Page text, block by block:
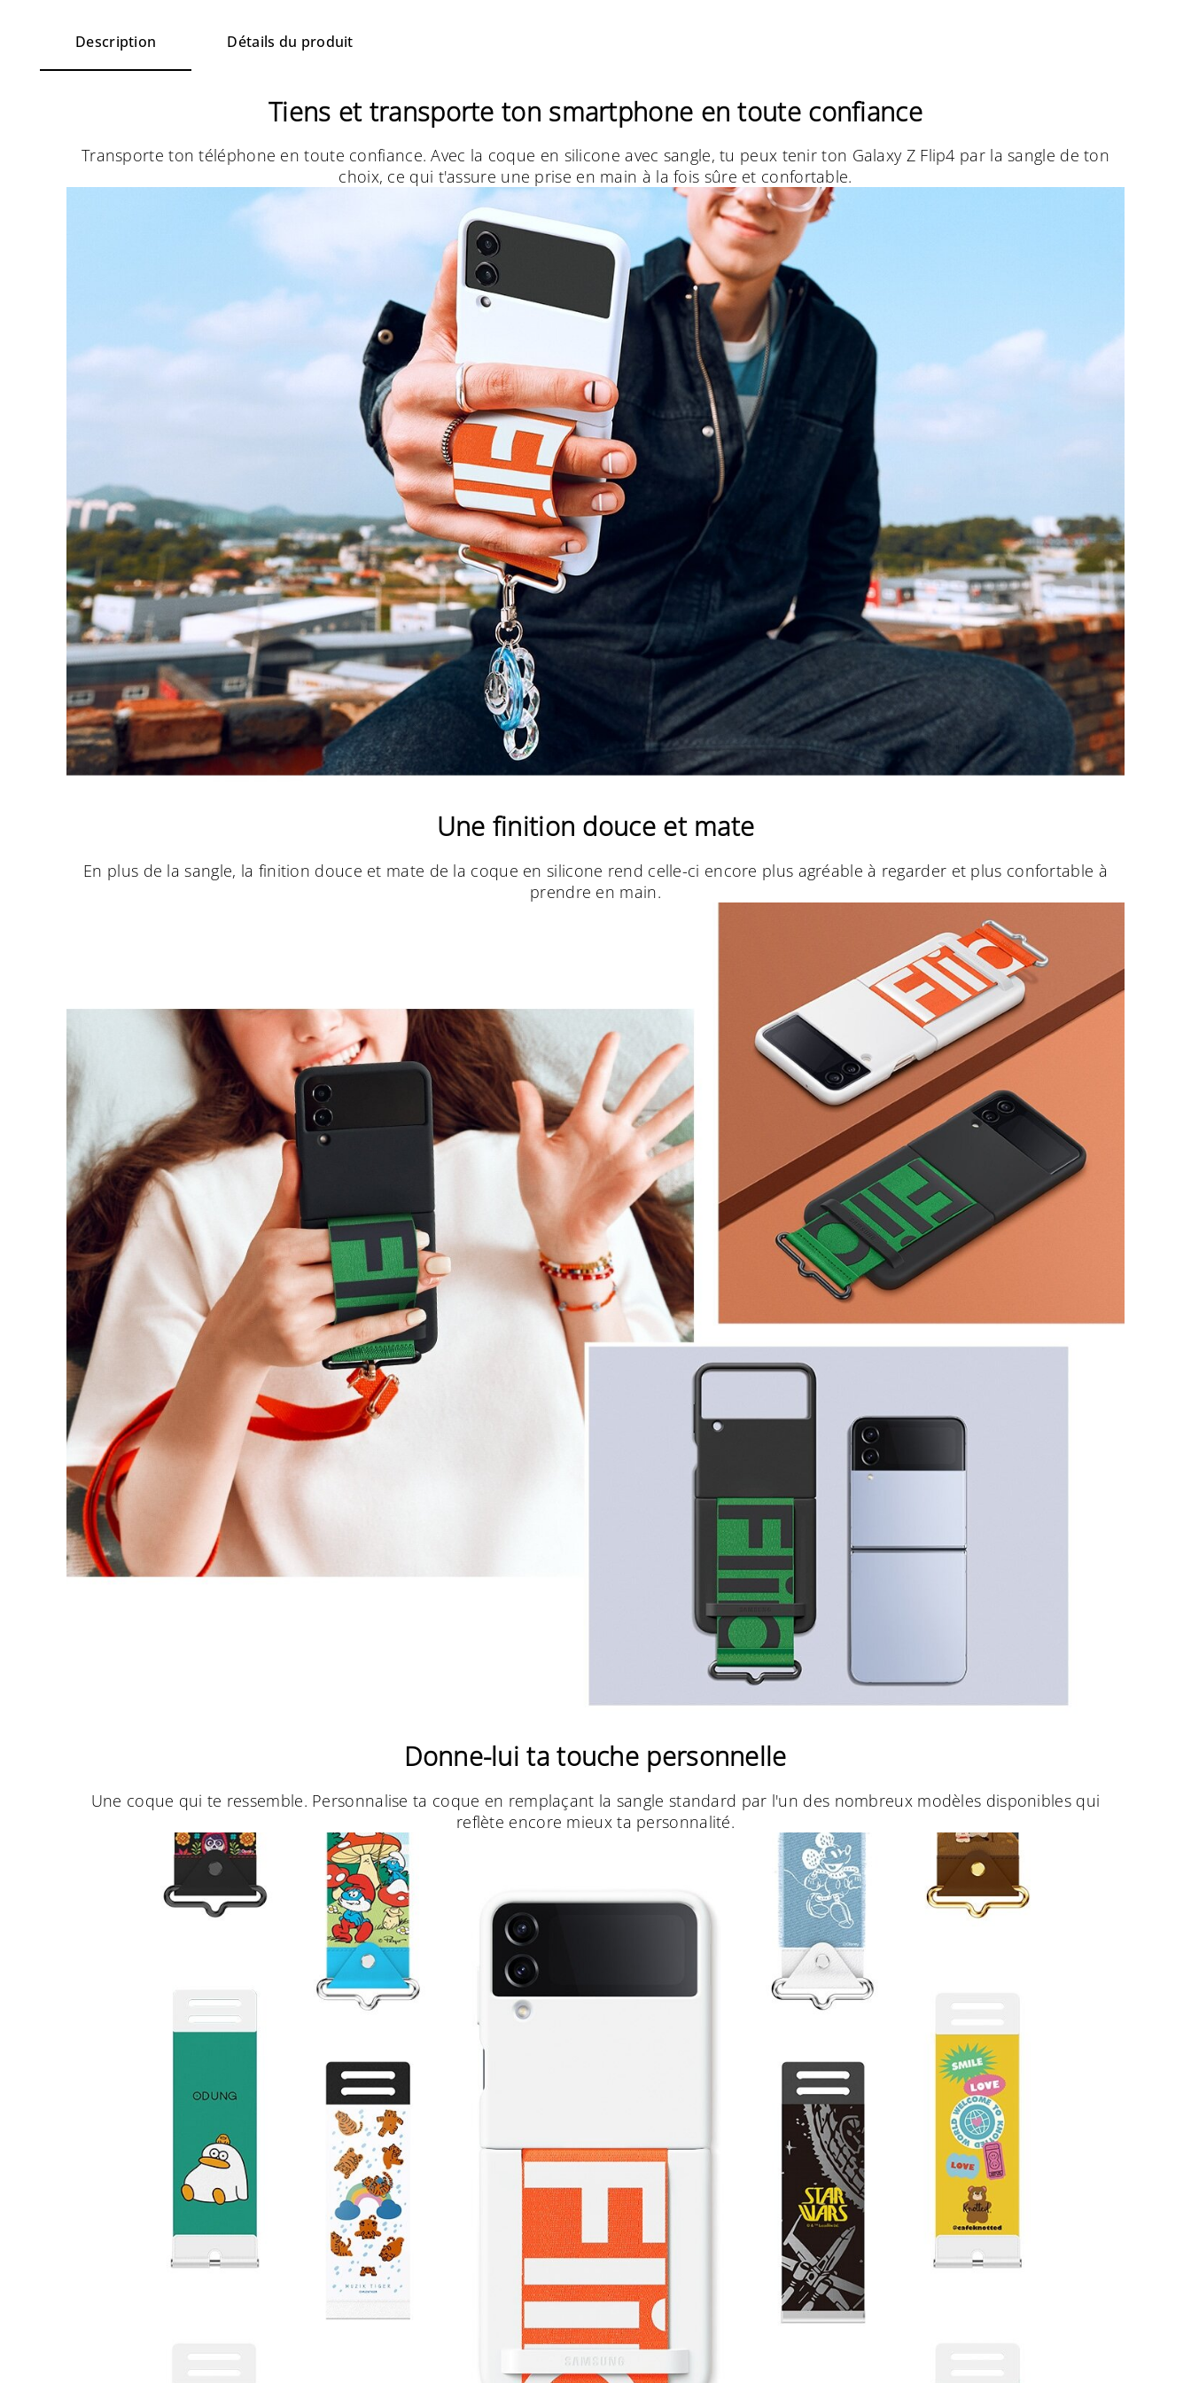
Description Détails du produit
Tiens et transporte ton smartphone en toute confiance
Transporte ton téléphone en toute confiance. Avec la coque en silicone avec sangle, tu peux tenir ton Galaxy Z Flip4 par la sangle de ton
choix, ce qui t'assure une prise en main à la fois sûre et confortable.
Une finition douce et mate
En plus de la sangle, la finition douce et mate de la coque en silicone rend celle-ci encore plus agréable à regarder et plus confortable à
prendre en main.
Donne-lui ta touche personnelle
Une coque qui te ressemble. Personnalise ta coque en remplaçant la sangle standard par l'un des nombreux modèles disponibles qui
reflète encore mieux ta personnalité.